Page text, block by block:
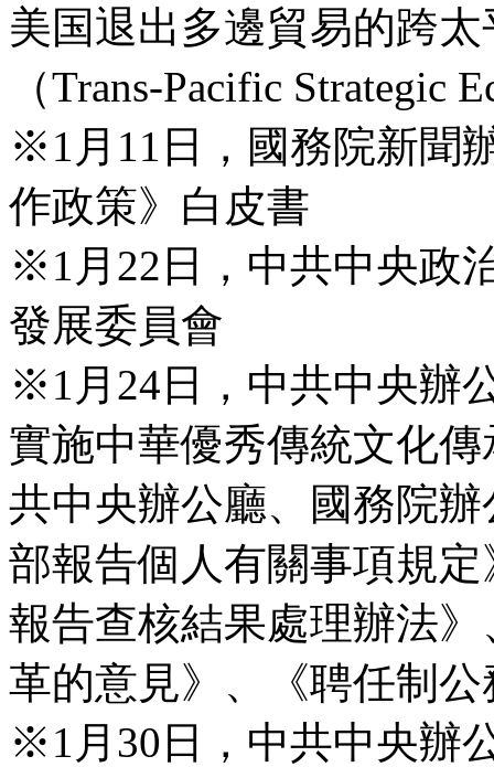
美国退出多邊貿易的跨
（Trans-Pacific Strategic
※1月11日，國務院新聞
作政策》白皮書
※1月22日，中共中央政
發展委員會
※1月24日，中共中央辦
實施中華優秀傳統文化
共中央辦公廳、國務院
部報告個人有關事項規
報告查核結果處理辦法
革的意見》、《聘任制
※1月30日，中共中央辦